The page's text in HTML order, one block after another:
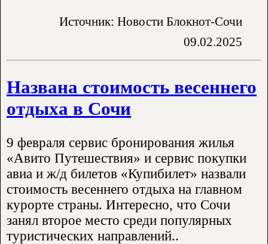
Источник: Новости Блокнот-Сочи
09.02.2025
Названа стоимость весеннего
отдыха в Сочи
9 февраля сервис бронирования жилья
«Авито Путешествия» и сервис покупки
авиа и ж/д билетов «Купибилет» назвали
стоимость весеннего отдыха на главном
курорте страны. Интересно, что Сочи
занял второе место среди популярных
туристических направлений..